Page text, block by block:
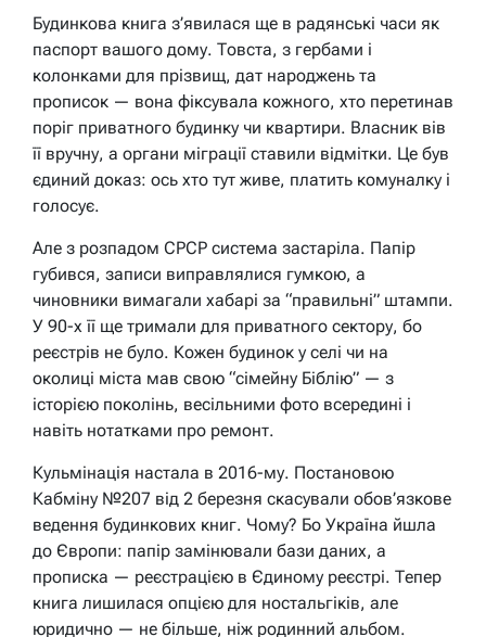
Будинкова книга з’явилася ще в радянські часи як
паспорт вашого дому. Товста, з гербами і
колонками для прізвищ, дат народжень та
прописок — вона фіксувала кожного, хто перетинав
поріг приватного будинку чи квартири. Власник вів
її вручну, а органи міграції ставили відмітки. Це був
єдиний доказ: ось хто тут живе, платить комуналку і
голосує.
Але з розпадом СРСР система застаріла. Папір
губився, записи виправлялися гумкою, а
чиновники вимагали хабарі за “правильні” штампи.
У 90-х її ще тримали для приватного сектору, бо
реєстрів не було. Кожен будинок у селі чи на
околиці міста мав свою “сімейну Біблію” — з
історією поколінь, весільними фото всередині і
навіть нотатками про ремонт.
Кульмінація настала в 2016-му. Постановою
Кабміну №207 від 2 березня скасували обов’язкове
ведення будинкових книг. Чому? Бо Україна йшла
до Європи: папір замінювали бази даних, а
прописка — реєстрацією в Єдиному реєстрі. Тепер
книга лишилася опцією для ностальгіків, але
юридично — не більше, ніж родинний альбом.